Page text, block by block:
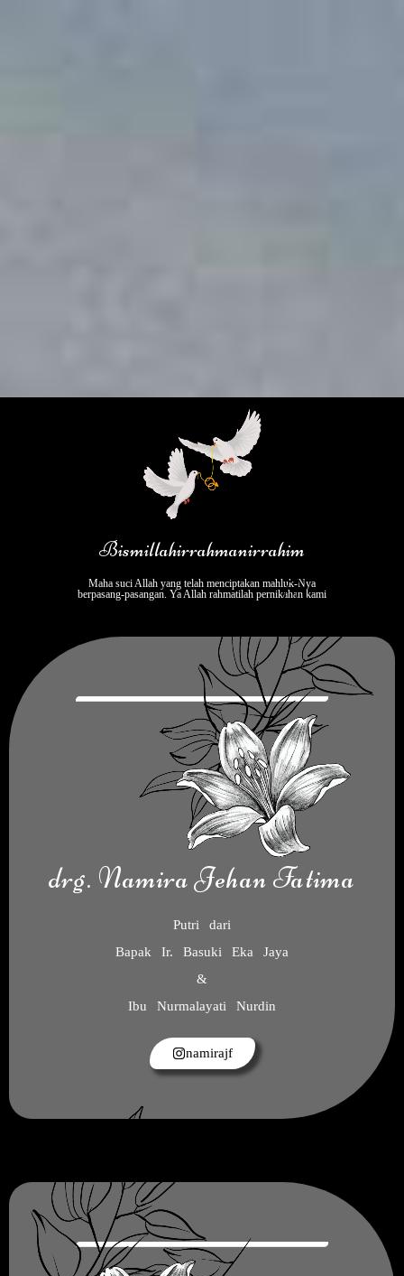
Bismillahirrahmanirrahim
Maha suci Allah yang telah menciptakan mahluk-Nya
berpasang-pasangan. Ya Allah rahmatilah pernikahan kami
drg. Namira Jehan Fatima
Putri dari
Bapak Ir. Basuki Eka Jaya
&
Ibu Nurmalayati Nurdin
namirajf